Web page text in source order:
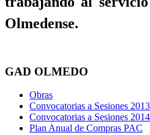
Olmedense.
GAD OLMEDO
Obras
Convocatorias a Sesiones 2013
Convocatorias a Sesiones 2014
Plan Anual de Compras PAC